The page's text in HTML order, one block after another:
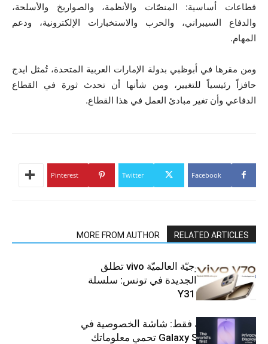
قطاعات أساسية: المنصّات والأنظمة، والصواريخ والأسلحة،
والدفاع السيبراني، والحرب والاستخبارات الإلكترونية، ودعم
المهام.
ومن مقرها في أبوظبي بدولة الإمارات العربية المتحدة، تُمثل ايدج
حافزاً رئيسياً للتغيير، ومن شأنها أن تحدث ثورة في القطاع
الدفاعي وأن تغير مبادئ العمل في هذا القطاع.
Facebook
Twitter
Pinterest
RELATED ARTICLES
MORE FROM AUTHOR
العلامة التّكنولوجيّة العالميّة vivo تطلق
هواتفها الذكيّة الجديدة في تونس: سلسلة
V70 وسلسلة Y31
شاشتك، لعينيك فقط: شاشة الخصوصية في
جهاز Galaxy S26 Ultra تحمي معلوماتك